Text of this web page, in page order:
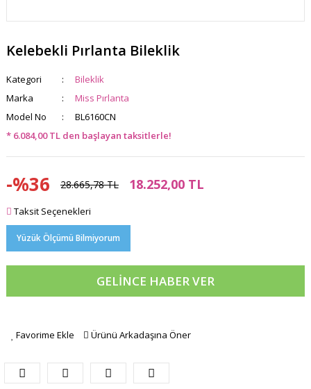
Kelebekli Pırlanta Bileklik
Kategori
Bileklik
Marka
Miss Pırlanta
Model No
BL6160CN
* 6.084,00 TL den başlayan taksitlerle!
-%36 28.665,78 TL 18.252,00 TL
Taksit Seçenekleri
Yüzük Ölçümü Bilmiyorum
GELİNCE HABER VER
Favorime Ekle Ürünü Arkadaşına Öner